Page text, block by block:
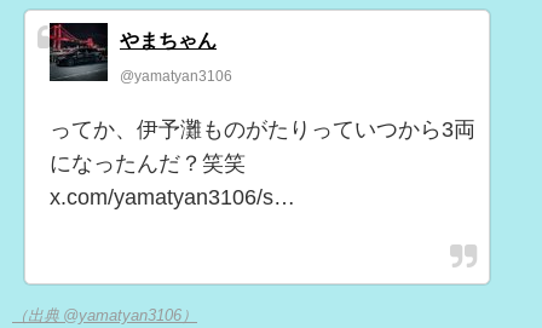
やまちゃん
@yamatyan3106
ってか、伊予灘ものがたりっていつから3両
になったんだ？笑笑
x.com/yamatyan3106/s…
（出典 @yamatyan3106）